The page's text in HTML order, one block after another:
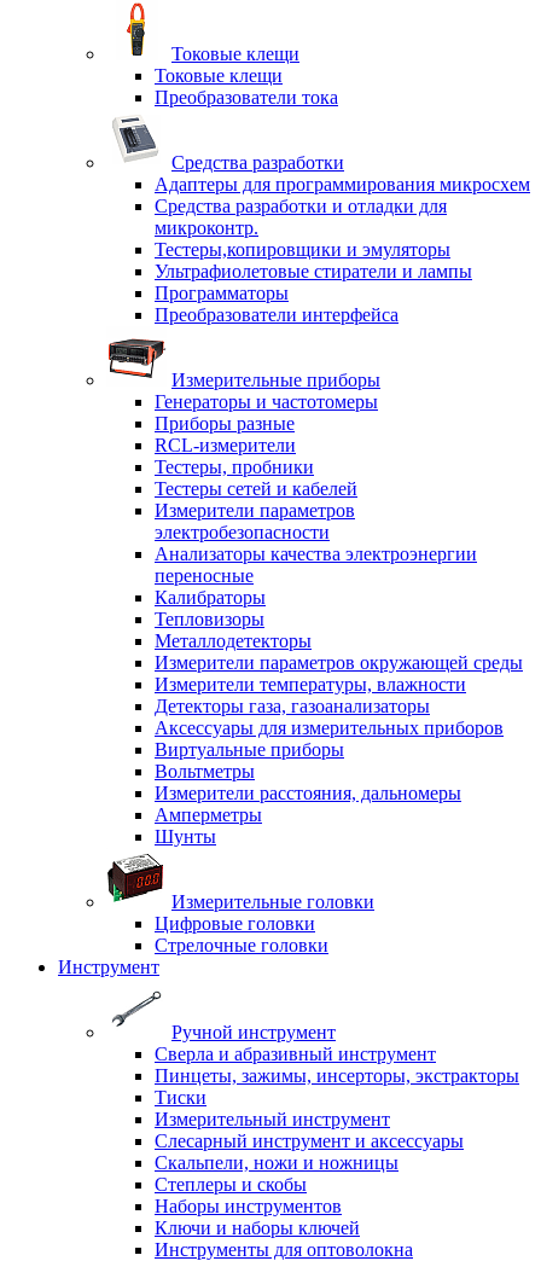
Токовые клещи
Токовые клещи
Преобразователи тока
Средства разработки
Адаптеры для программирования микросхем
Средства разработки и отладки для
микроконтр.
Тестеры,копировщики и эмуляторы
Ультрафиолетовые стиратели и лампы
Программаторы
Преобразователи интерфейса
Измерительные приборы
Генераторы и частотомеры
Приборы разные
RCL-измерители
Тестеры, пробники
Тестеры сетей и кабелей
Измерители параметров
электробезопасности
Анализаторы качества электроэнергии
переносные
Калибраторы
Тепловизоры
Металлодетекторы
Измерители параметров окружающей среды
Измерители температуры, влажности
Детекторы газа, газоанализаторы
Аксессуары для измерительных приборов
Виртуальные приборы
Вольтметры
Измерители расстояния, дальномеры
Амперметры
Шунты
Измерительные головки
Цифровые головки
Стрелочные головки
Инструмент
Ручной инструмент
Сверла и абразивный инструмент
Пинцеты, зажимы, инсерторы, экстракторы
Тиски
Измерительный инструмент
Слесарный инструмент и аксессуары
Скальпели, ножи и ножницы
Степлеры и скобы
Наборы инструментов
Ключи и наборы ключей
Инструменты для оптоволокна